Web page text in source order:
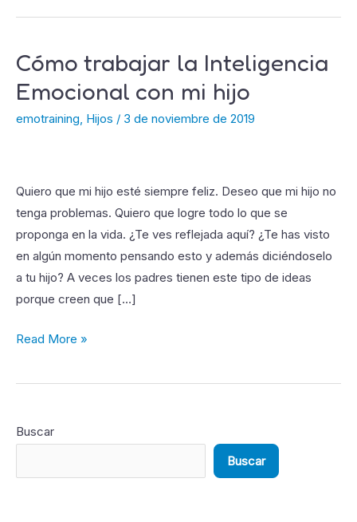
Cómo trabajar la Inteligencia
Emocional con mi hijo
emotraining Hijos / 3 de noviembre de 2019
Quiero que mi hijo esté siempre feliz. Deseo que mi hijo no
tenga problemas. Quiero que logre todo lo que se
proponga en la vida. ¿Te ves reflejada aquí? ¿Te has visto
en algún momento pensando esto y además diciéndoselo
a tu hijo? A veces los padres tienen este tipo de ideas
porque creen que […]
Cómo
la
Inteligencia
mi
hijo
Read More »
Buscar
Buscar